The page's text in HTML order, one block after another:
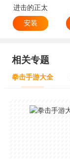
进击的正太
安装
相关专题
拳击手游大全